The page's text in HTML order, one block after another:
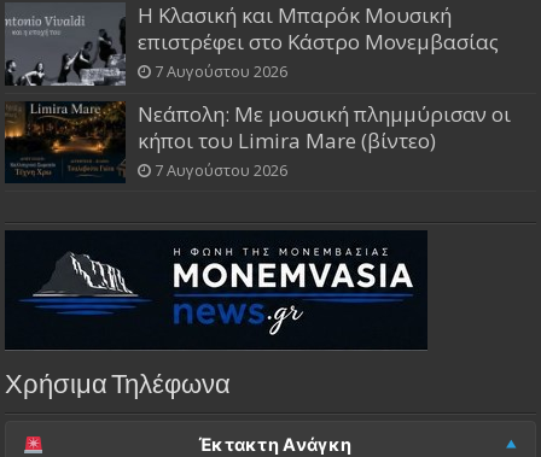
Η Κλασική και Μπαρόκ Μουσική
επιστρέφει στο Κάστρο Μονεμβασίας
7 Αυγούστου 2026
Νεάπολη: Με μουσική πλημμύρισαν οι
κήποι του Limira Mare (βίντεο)
7 Αυγούστου 2026
Χρήσιμα Τηλέφωνα
Έκτακτη Ανάγκη